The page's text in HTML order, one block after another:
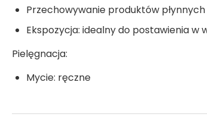
Przechowywanie produktów
Ekspozycja: idealny do postawienia w
Pielęgnacja:
Mycie: ręczne